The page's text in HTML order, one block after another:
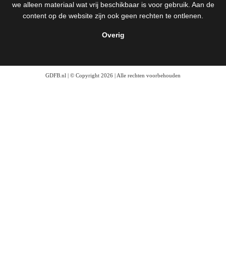
we alleen materiaal wat vrij beschikbaar is voor gebruik. Aan de
content op de website zijn ook geen rechten te ontlenen.
Overig
GDFB.nl | © Copyright 2026 | Alle rechten voorbehouden